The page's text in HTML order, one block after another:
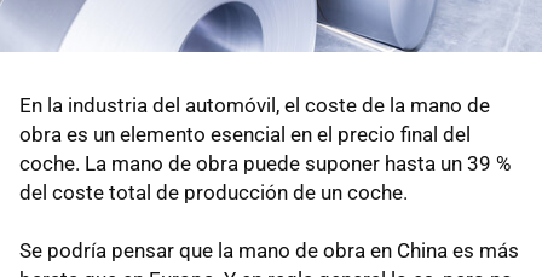
En la industria del automóvil, el coste de la mano de
obra es un elemento esencial en el precio final del
coche. La mano de obra puede suponer hasta un 39 %
del coste total de producción de un coche.
Se podría pensar que la mano de obra en China es más